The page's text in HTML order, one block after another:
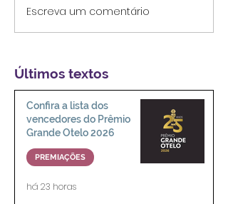
O autismo no cinema e
Escreva um comentário
Últimos textos
Confira a lista dos
vencedores do Prêmio
Grande Otelo 2026
PREMIAÇÕES
há 23 horas